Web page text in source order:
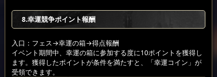
8.幸運競争ポイント報酬
入口：フェス→幸運の箱→得点報酬
イベント期間中、幸運の箱に参加する度に10ポイントを獲得し
ます。獲得したポイントが条件を満たすと、「幸運コイン」が
受領できます。